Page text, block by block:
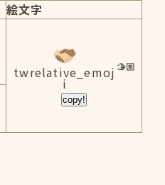
絵文字
twrelative_emoj
i
copy!